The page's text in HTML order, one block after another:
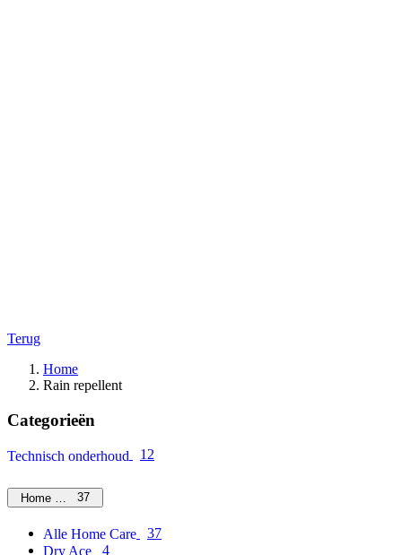
Terug
Home
Rain repellent
Categorieën
Technisch onderhoud 12
Home Care37
Alle Home Care
37
Dry Ace
4